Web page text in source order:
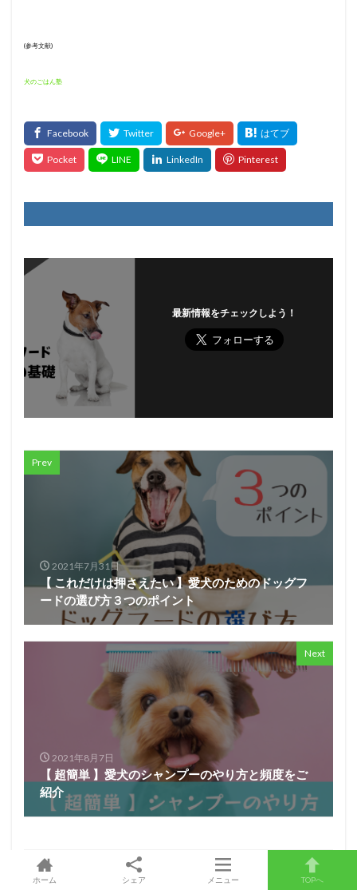
(参考文献)
犬のごはん塾
最新情報をチェックしよう！
Prev
2021年7月31日
【 これだけは押さえたい 】愛犬のためのドッグフ
ードの選び方３つのポイント
Next
2021年8月7日
【 超簡単 】愛犬のシャンプーのやり方と頻度をご
紹介
この記事を書いた人
ホーム シェア メニュー TOPへ